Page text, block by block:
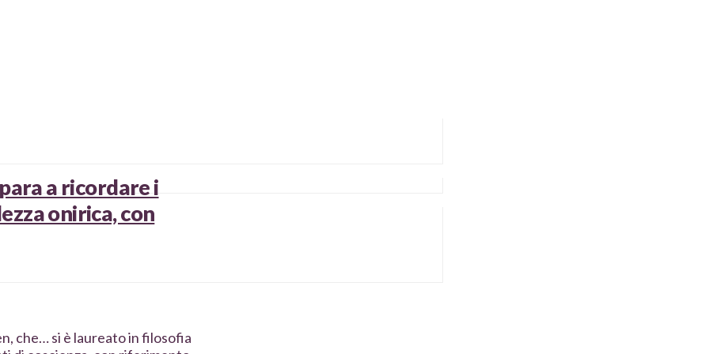
a ricordare i
onirica, con
che… si è laureato in filosofia